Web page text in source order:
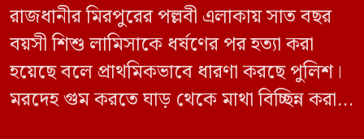
রাজধানীর মিরপুরের পল্লবী এলাকায় সাত বছর
বয়সী শিশু লামিসাকে ধর্ষণের পর হত্যা করা
হয়েছে বলে প্রাথমিকভাবে ধারণা করছে পুলিশ।
মরদেহ গুম করতে ঘাড় থেকে মাথা বিচ্ছিন্ন করা